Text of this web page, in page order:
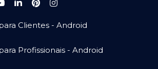
Clientes - Android
Profissionais - Android